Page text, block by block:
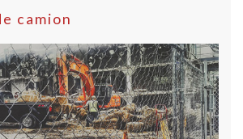
camion